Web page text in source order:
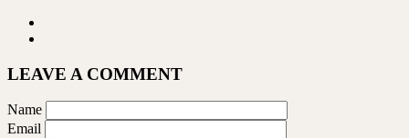
LEAVE A COMMENT
Name
Email